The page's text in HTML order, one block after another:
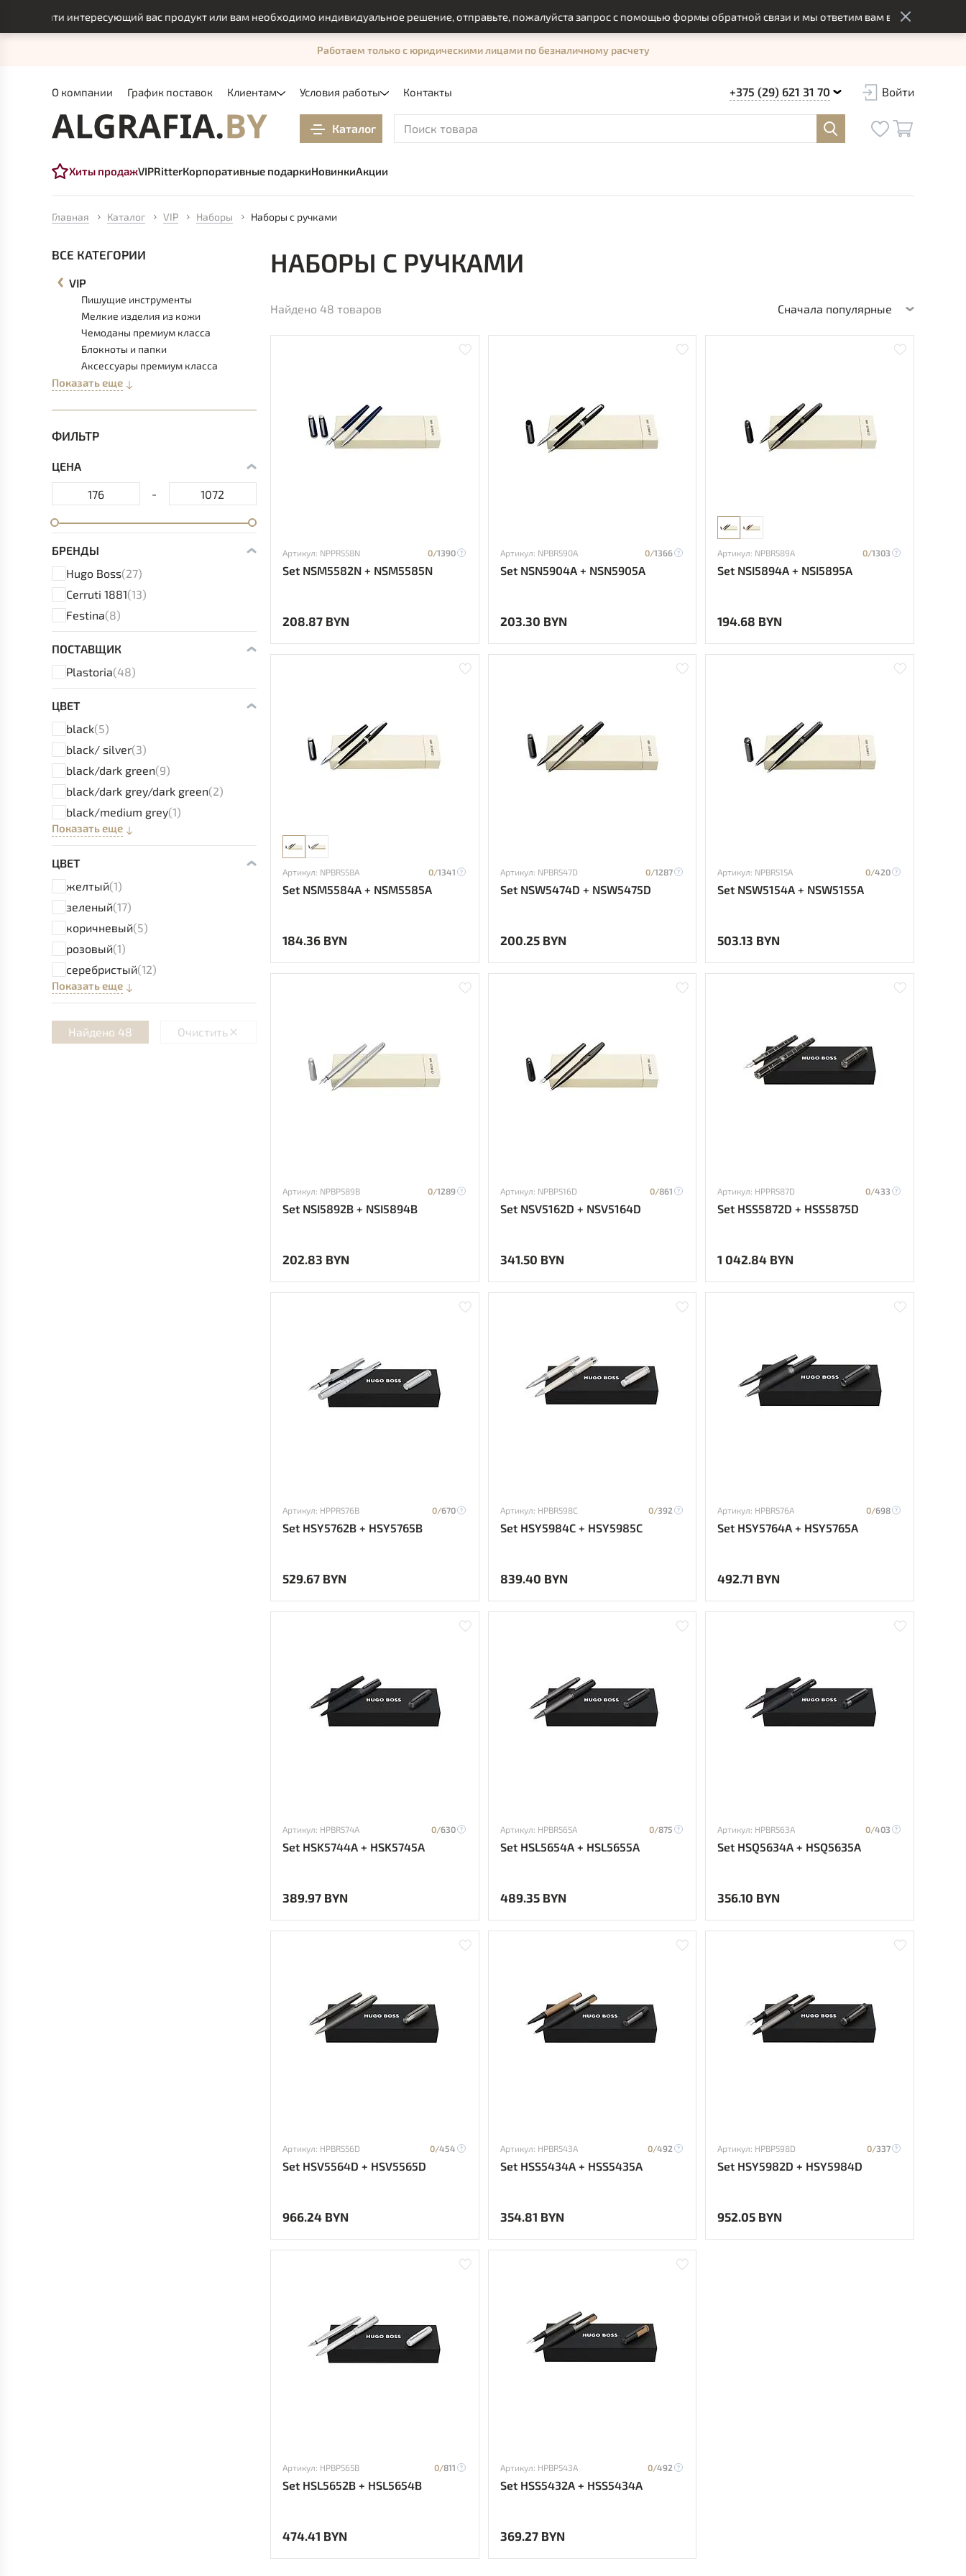
интересующий вас продукт или вам необходимо индивидуальное решение, отправьте, пожалуйста запрос с помощью формы обратной связи и мы ответим вам в оптимальный срок
О компании График поставок Клиентам Условия работы Контакты
Работаем только с юридическими лицами по безналичному расчету
+375 (29) 621 31 70 Войти
Каталог
Хиты продажVIPRitterКорпоративные подаркиНовинкиАкции
Главная Каталог VIP Наборы Наборы с ручками
ВСЕ КАТЕГОРИИ
VIP
Пишущие инструменты
Мелкие изделия из кожи
Чемоданы премиум класса
Блокноты и папки
Аксессуары премиум класса
Показать еще
ФИЛЬТР
ЦЕНА
-
БРЕНДЫ
Hugo Boss(27)
Cerruti 1881(13)
Festina(8)
ПОСТАВЩИК
Plastoria(48)
ЦВЕТ
black(5)
black/ silver(3)
black/dark green(9)
black/dark grey/dark green(2)
black/medium grey(1)
Показать еще
ЦВЕТ
желтый(1)
зеленый(17)
коричневый(5)
розовый(1)
серебристый(12)
Показать еще
Найдено 48 Очистить
НАБОРЫ С РУЧКАМИ
Найдено 48 товаров Сначала популярные
Артикул: NPPR558N 0/1390
Set NSM5582N + NSM5585N
208.87 BYN
Артикул: NPBR590A 0/1366
Set NSN5904A + NSN5905A
203.30 BYN
Артикул: NPBR589A 0/1303
Set NSI5894A + NSI5895A
194.68 BYN
Артикул: NPBR558A 0/1341
Set NSM5584A + NSM5585A
184.36 BYN
Артикул: NPBR547D 0/1287
Set NSW5474D + NSW5475D
200.25 BYN
Артикул: NPBR515A 0/420
Set NSW5154A + NSW5155A
503.13 BYN
Артикул: NPBP589B 0/1289
Set NSI5892B + NSI5894B
202.83 BYN
Артикул: NPBP516D 0/861
Set NSV5162D + NSV5164D
341.50 BYN
Артикул: HPPR587D 0/433
Set HSS5872D + HSS5875D
1 042.84 BYN
Артикул: HPPR576B 0/670
Set HSY5762B + HSY5765B
529.67 BYN
Артикул: HPBR598C 0/392
Set HSY5984C + HSY5985C
839.40 BYN
Артикул: HPBR576A 0/698
Set HSY5764A + HSY5765A
492.71 BYN
Артикул: HPBR574A 0/630
Set HSK5744A + HSK5745A
389.97 BYN
Артикул: HPBR565A 0/875
Set HSL5654A + HSL5655A
489.35 BYN
Артикул: HPBR563A 0/403
Set HSQ5634A + HSQ5635A
356.10 BYN
Артикул: HPBR556D 0/454
Set HSV5564D + HSV5565D
966.24 BYN
Артикул: HPBR543A 0/492
Set HSS5434A + HSS5435A
354.81 BYN
Артикул: HPBP598D 0/337
Set HSY5982D + HSY5984D
952.05 BYN
Артикул: HPBP565B 0/811
Set HSL5652B + HSL5654B
474.41 BYN
Артикул: HPBP543A 0/492
Set HSS5432A + HSS5434A
369.27 BYN